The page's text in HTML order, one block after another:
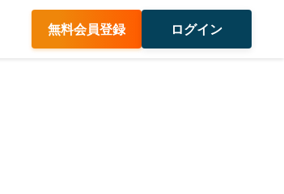
無料会員登録 ログイン